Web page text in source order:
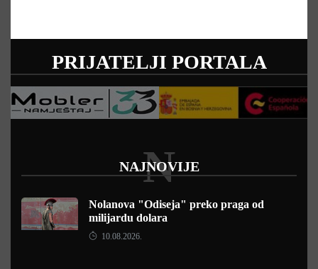
PRIJATELJI PORTALA
NAJNOVIJE
N
Nolanova "Odiseja" preko praga od
milijardu dolara
10.08.2026.